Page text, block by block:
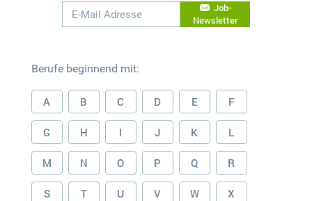
Job-
Newsletter
Berufe beginnend mit:
A B C D E F
G H I J K L
M N O P Q R
S T U V W X